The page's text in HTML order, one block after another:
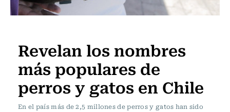
Revelan los nombres
más populares de
perros y gatos en Chile
En el país más de 2,5 millones de perros y gatos han sido